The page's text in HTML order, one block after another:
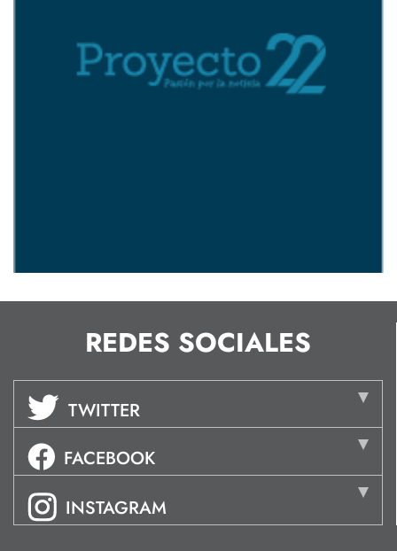
REDES SOCIALES
TWITTER
FACEBOOK
INSTAGRAM